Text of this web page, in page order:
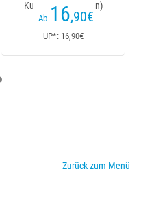
Zurück zum Menü